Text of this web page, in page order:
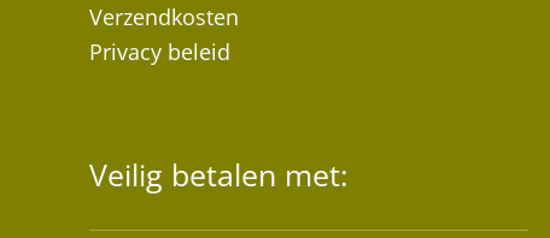
Verzendkosten
Privacy beleid
Veilig betalen met: